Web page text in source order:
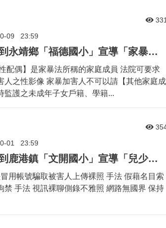
331
09 23:59
婦幼安全宣導列車來到永靖鄉「福德國小」宣導「家暴」相關議題
配偶】是家暴法所稱的家庭成員 法院可要求
人之性影像 家暴加害人不可以請【其他家庭成
監護之未成年子女戶籍、學籍...
01 23:59
婦幼安全宣導列車來到鹿港鎮「文開國小」宣導「兒少性剝削」相關議題
用帳號騙取被害人上傳裸照 手法 假藉名目索
禁 手法 視訊裸聊側錄不雅照 網路無國界 保持